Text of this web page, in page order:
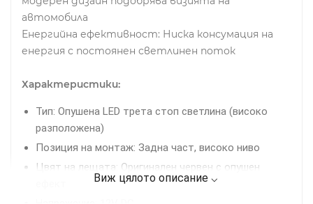
автомобила
Енергийна ефективност: Ниска консумация на
енергия с постоянен светлинен поток
Характеристики:
Тип: Опушена LED трета стоп светлина (високо
разположена)
Позиция на монтаж: Задна част, високо ниво
Цвят на лещата: Оригинален червен с опушен